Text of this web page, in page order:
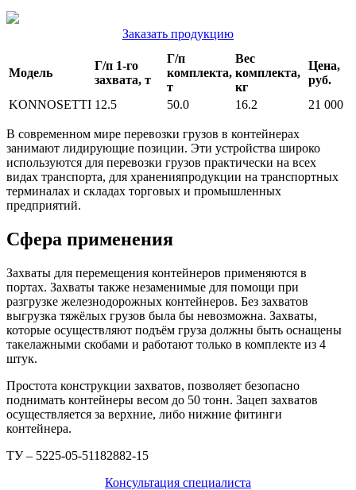
Заказать продукцию
Модель
Г/п 1-го
захвата, т
Г/п
комплекта,
т
Вес
комплекта,
кг
Цена,
руб.
KONNOSETTI 12.5 50.0 16.2 21 000
В современном мире перевозки грузов в контейнерах
занимают лидирующие позиции. Эти устройства широко
используются для перевозки грузов практически на всех
видах транспорта, для храненияпродукции на транспортных
терминалах и складах торговых и промышленных
предприятий.
Сфера применения
Захваты для перемещения контейнеров применяются в
портах. Захваты также незаменимые для помощи при
разгрузке железнодорожных контейнеров. Без захватов
выгрузка тяжёлых грузов была бы невозможна. Захваты,
которые осуществляют подъём груза должны быть оснащены
такелажными скобами и работают только в комплекте из 4
штук.
Простота конструкции захватов, позволяет безопасно
поднимать контейнеры весом до 50 тонн. Зацеп захватов
осуществляется за верхние, либо нижние фитинги
контейнера.
ТУ – 5225-05-51182882-15
Консультация специалиста